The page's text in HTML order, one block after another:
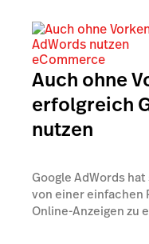
eCommerce
Auch ohne
erfolgreich
nutzen
Google AdWords
von einer einfachen
Online-Anzeigen zu